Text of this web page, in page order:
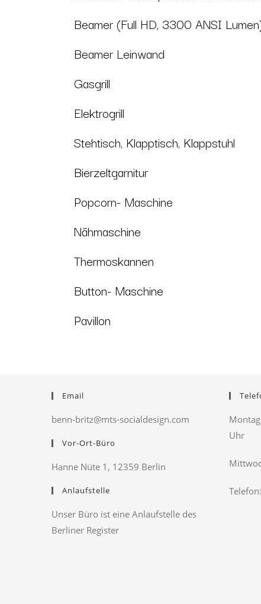
Beamer (Full HD, 3300 ANSI
Beamer Leinwand
Gasgrill
Elektrogrill
Stehtisch, Klapptisch, Klappstuhl
Bierzeltgarnitur
Popcorn- Maschine
Nähmaschine
Thermoskannen
Button- Maschine
Pavillon
Email
benn-britz@mts-socialdesign.com
Vor-Ort-Büro
Hanne Nüte 1, 12359 Berlin
Anlaufstelle
Unser Büro ist eine Anlaufstelle des
Berliner Register
Uhr